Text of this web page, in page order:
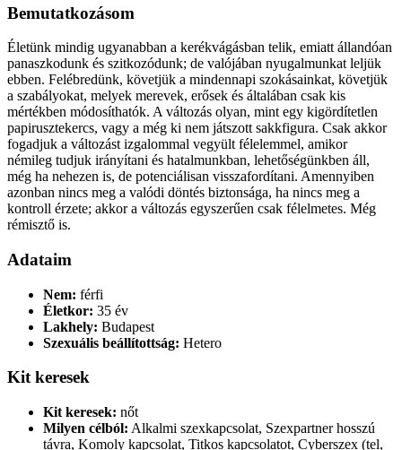
Bemutatkozásom
Életünk mindig ugyanabban a kerékvágásban telik, emiatt állandóan
panaszkodunk és szitkozódunk; de valójában nyugalmunkat leljük
ebben. Felébredünk, követjük a mindennapi szokásainkat, követjük
a szabályokat, melyek merevek, erősek és általában csak kis
mértékben módosíthatók. A változás olyan, mint egy kigördítetlen
papirusztekercs, vagy a még ki nem játszott sakkfigura. Csak akkor
fogadjuk a változást izgalommal vegyült félelemmel, amikor
némileg tudjuk irányítani és hatalmunkban, lehetőségünkben áll,
még ha nehezen is, de potenciálisan visszafordítani. Amennyiben
azonban nincs meg a valódi döntés biztonsága, ha nincs meg a
kontroll érzete; akkor a változás egyszerűen csak félelmetes. Még
rémisztő is.
Adataim
Nem: férfi
Életkor: 35 év
Lakhely: Budapest
Szexuális beállítottság: Hetero
Kit keresek
Kit keresek: nőt
Milyen célból: Alkalmi szexkapcsolat, Szexpartner hosszú
távra, Komoly kapcsolat, Titkos kapcsolatot, Cyberszex (tel,